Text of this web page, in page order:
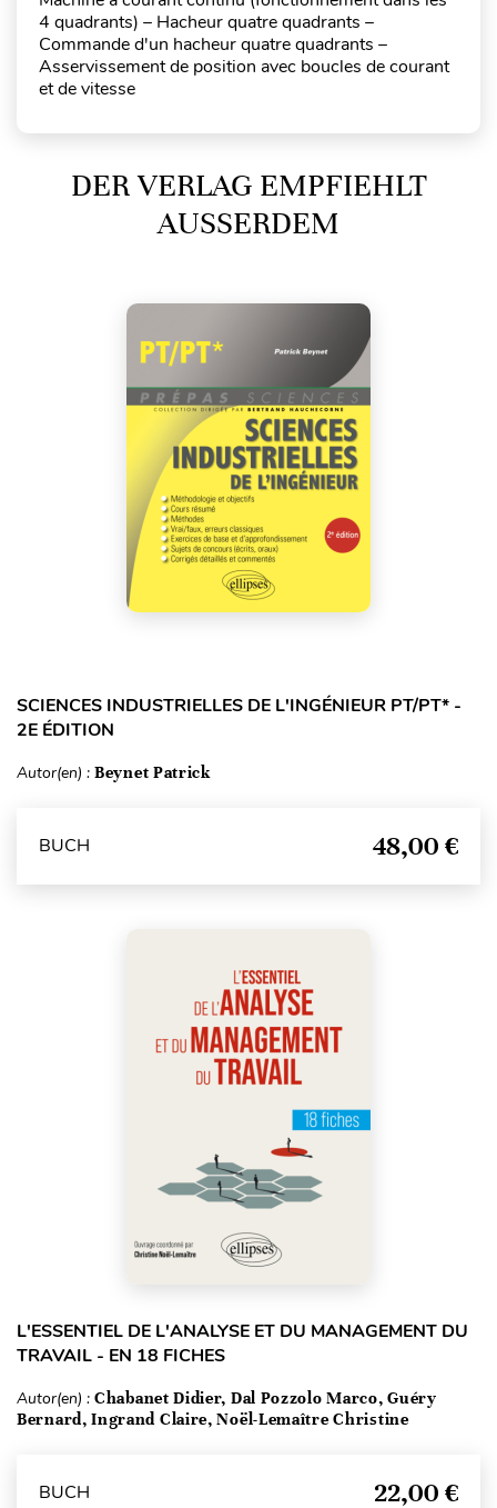
4 quadrants) – Hacheur quatre quadrants –
Commande d'un hacheur quatre quadrants –
Asservissement de position avec boucles de courant
et de vitesse
DER VERLAG EMPFIEHLT
AUSSERDEM
SCIENCES INDUSTRIELLES DE L'INGÉNIEUR PT/PT* -
2E ÉDITION
Autor(en) : Beynet Patrick
BUCH 48,00 €
L'ESSENTIEL DE L'ANALYSE ET DU MANAGEMENT DU
TRAVAIL - EN 18 FICHES
Autor(en) : Chabanet Didier, Dal Pozzolo Marco, Guéry
Bernard, Ingrand Claire, Noël-Lemaître Christine
BUCH 22,00 €